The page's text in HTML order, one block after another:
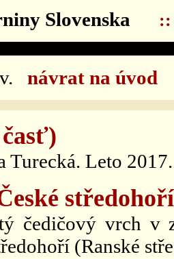
Slovenska ::
návrat na úvod
Turecká. Leto
čedičový vrch v
(Ranské